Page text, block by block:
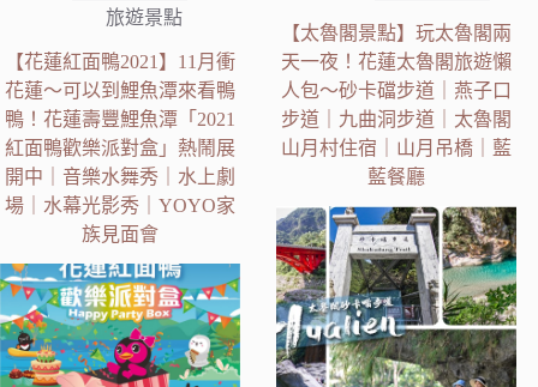
旅遊景點
【花蓮紅面鴨2021】11月衝
花蓮～可以到鯉魚潭來看鴨
鴨！花蓮壽豐鯉魚潭「2021
紅面鴨歡樂派對盒」熱鬧展
開中｜音樂水舞秀｜水上劇
場｜水幕光影秀｜YOYO家
族見面會
【太魯閣景點】玩太魯閣兩
天一夜！花蓮太魯閣旅遊懶
人包～砂卡礑步道｜燕子口
步道｜九曲洞步道｜太魯閣
山月村住宿｜山月吊橋｜藍
藍餐廳